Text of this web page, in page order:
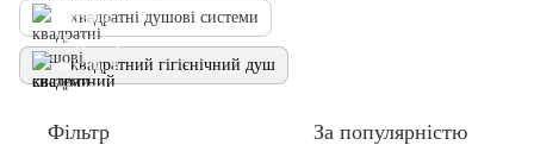
квадратні душові системи
квадратний гігієнічний душ
Фільтр За популярністю